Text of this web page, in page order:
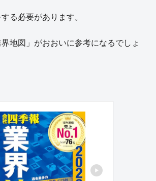
る必要があります。
地図」がおおいに参考になるでしょ